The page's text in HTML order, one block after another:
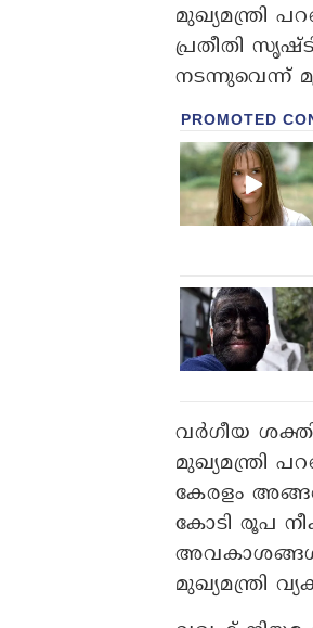
മുഖ്യമന്ത്രി
പ്രതീതി
നടന്നുവെന്ന്
വർഗീയ
മുഖ്യമന്ത്രി
കേരളം
കോടി രൂപ
അവകാശങ്ങൾ
മുഖ്യമന്ത്രി